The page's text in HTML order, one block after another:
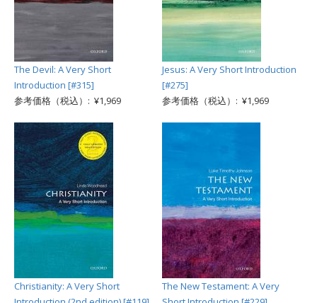
The Devil: A Very Short
Introduction [#315]
参考価格（税込）: ¥1,969
Jesus: A Very Short Introduction
[#275]
参考価格（税込）: ¥1,969
Christianity: A Very Short
The New Testament: A Very